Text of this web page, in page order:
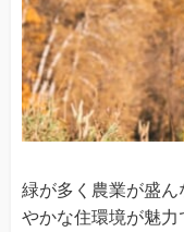
緑が多く農業が盛
やかな住環境が魅